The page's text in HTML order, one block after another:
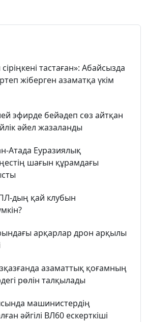
тастаған»: Абайсызда
жіберген азаматқа үкім
эфирде бейәдеп сөз айтқан
әйел жазаланды
Атада Еуразиялық
шағын құрамдағы
дың қай клубын
арқарлар дрон арқылы
азаматтық қоғамның
рөлін талқылады
машинистердің
әйгілі ВЛ60 ескерткіші